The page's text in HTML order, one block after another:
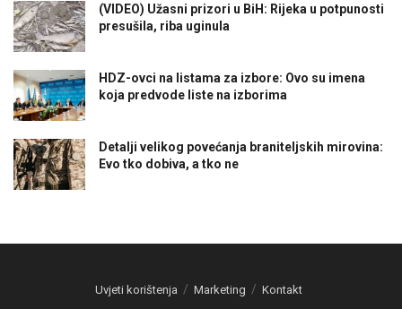
(VIDEO) Užasni prizori u BiH: Rijeka u potpunosti
presušila, riba uginula
HDZ-ovci na listama za izbore: Ovo su imena
koja predvode liste na izborima
Detalji velikog povećanja braniteljskih mirovina:
Evo tko dobiva, a tko ne
Uvjeti korištenja Marketing Kontakt